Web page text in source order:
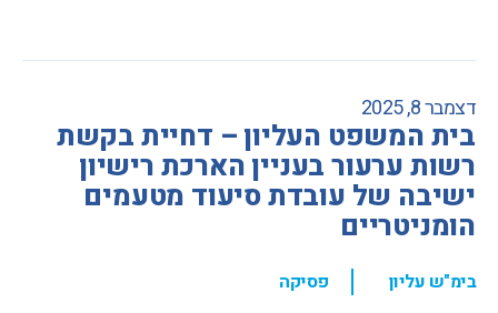
דצמבר 8, 2025
בית המשפט העליון – דחיית בקשת
רשות ערעור בעניין הארכת רישיון
ישיבה של עובדת סיעוד מטעמים
הומניטריים
בימ"ש עליון , פסיקה